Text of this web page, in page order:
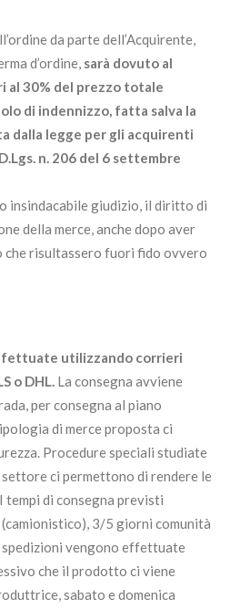
da parte dell’Acquirente,
d’ordine, sarà dovuto al
al 30% del prezzo totale
di indennizzo, fatta salva la
dalla legge per gli acquirenti
n. 206 del 6 settembre
insindacabile giudizio, il diritto di
della merce, anche dopo aver
che risultassero fuori fido ovvero
utilizzando corrieri
o DHL. La consegna avviene
per consegna al piano
di merce proposta ci
Procedure speciali studiate
ci permettono di rendere le
tempi di consegna previsti
3/5 giorni comunità
spedizioni vengono effettuate
che il prodotto ci viene
sabato e domenica